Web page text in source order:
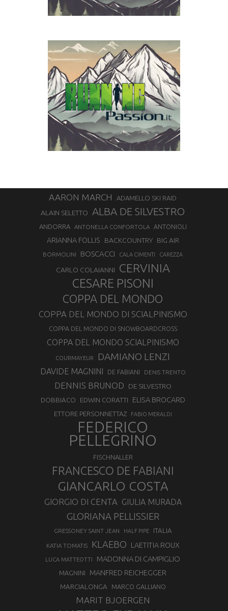
AARON MARCH ADAMELLO SKI RAID
ALAIN SELETTO ALBA DE SILVESTRO
ANDORRA ANTONELLA CONFORTOLA ANTONIOLI
ARIANNA FOLLIS BACKCOUNTRY BIG AIR
BORMOLINI BOSCACCI CALA CIMENTI CAREZZA
CARLO COLAIANNI CERVINIA
CESARE PISONI
COPPA DEL MONDO
COPPA DEL MONDO DI SCIALPINISMO
COPPA DEL MONDO DI SNOWBOARDCROSS
COPPA DEL MONDO SCIALPINISMO
COURMAYEUR DAMIANO LENZI
DAVIDE MAGNINI DE FABIANI DENIS TRENTO
DENNIS BRUNOD DE SILVESTRO
DOBBIACO EDWIN CORATTI ELISA BROCARD
ETTORE PERSONNETTAZ FABIO MERALDI
FEDERICO
PELLEGRINO
FISCHNALLER
FRANCESCO DE FABIANI
GIANCARLO COSTA
GIORGIO DI CENTA GIULIA MURADA
GLORIANA PELLISSIER
GRESSONEY SAINT JEAN HALF PIPE ITALIA
KATIA TOMATIS KLAEBO LAETITIA ROUX
LUCA MATTEOTTI MADONNA DI CAMPIGLIO
MAGNINI MANFRED REICHEGGER
MARCIALONGA MARCO GALLIANO
MARIT BJOERGEN